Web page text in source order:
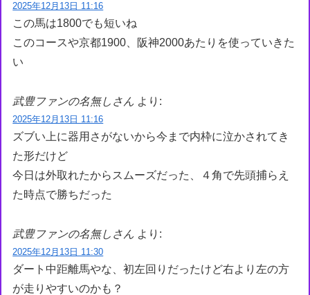
2025年12月13日 11:16
この馬は1800でも短いね
このコースや京都1900、阪神2000あたりを使っていきた
い
武豊ファンの名無しさん より:
2025年12月13日 11:16
ズブい上に器用さがないから今まで内枠に泣かされてき
た形だけど
今日は外取れたからスムーズだった、４角で先頭捕らえ
た時点で勝ちだった
武豊ファンの名無しさん より:
2025年12月13日 11:30
ダート中距離馬やな、初左回りだったけど右より左の方
が走りやすいのかも？